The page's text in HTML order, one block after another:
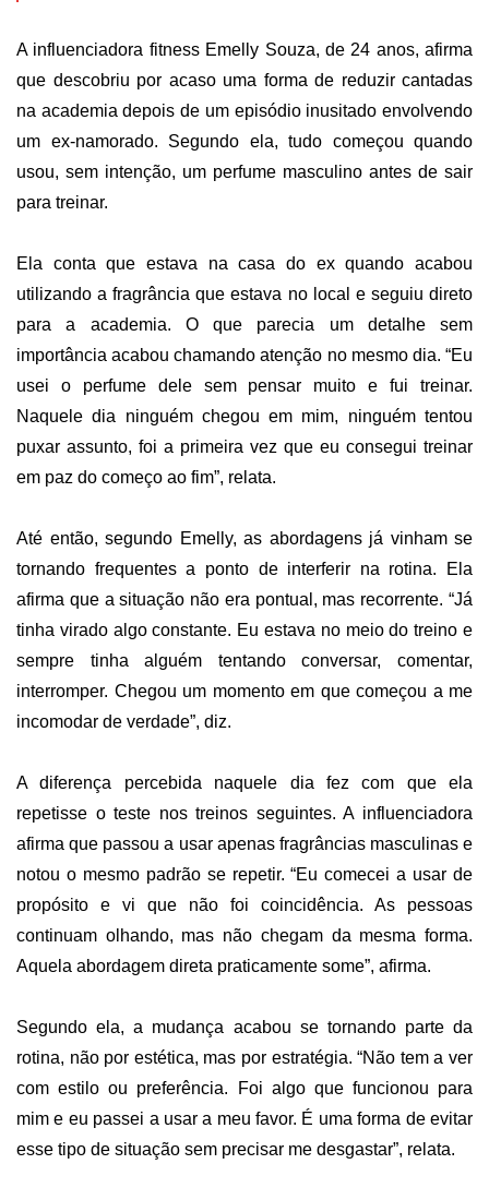
A influenciadora fitness Emelly Souza, de 24 anos, afirma
que descobriu por acaso uma forma de reduzir cantadas
na academia depois de um episódio inusitado envolvendo
um ex-namorado. Segundo ela, tudo começou quando
usou, sem intenção, um perfume masculino antes de sair
para treinar.
Ela conta que estava na casa do ex quando acabou
utilizando a fragrância que estava no local e seguiu direto
para a academia. O que parecia um detalhe sem
importância acabou chamando atenção no mesmo dia. “Eu
usei o perfume dele sem pensar muito e fui treinar.
Naquele dia ninguém chegou em mim, ninguém tentou
puxar assunto, foi a primeira vez que eu consegui treinar
em paz do começo ao fim”, relata.
Até então, segundo Emelly, as abordagens já vinham se
tornando frequentes a ponto de interferir na rotina. Ela
afirma que a situação não era pontual, mas recorrente. “Já
tinha virado algo constante. Eu estava no meio do treino e
sempre tinha alguém tentando conversar, comentar,
interromper. Chegou um momento em que começou a me
incomodar de verdade”, diz.
A diferença percebida naquele dia fez com que ela
repetisse o teste nos treinos seguintes. A influenciadora
afirma que passou a usar apenas fragrâncias masculinas e
notou o mesmo padrão se repetir. “Eu comecei a usar de
propósito e vi que não foi coincidência. As pessoas
continuam olhando, mas não chegam da mesma forma.
Aquela abordagem direta praticamente some”, afirma.
Segundo ela, a mudança acabou se tornando parte da
rotina, não por estética, mas por estratégia. “Não tem a ver
com estilo ou preferência. Foi algo que funcionou para
mim e eu passei a usar a meu favor. É uma forma de evitar
esse tipo de situação sem precisar me desgastar”, relata.